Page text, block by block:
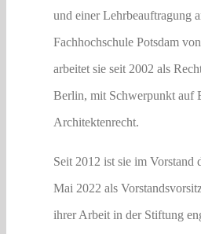
und einer Lehrbeauftragung
Fachhochschule Potsdam
arbeitet sie seit 2002 als
Berlin, mit Schwerpunkt auf
Architektenrecht.
Seit 2012 ist sie im Vorstand
Mai 2022 als
ihrer Arbeit in der Stiftung